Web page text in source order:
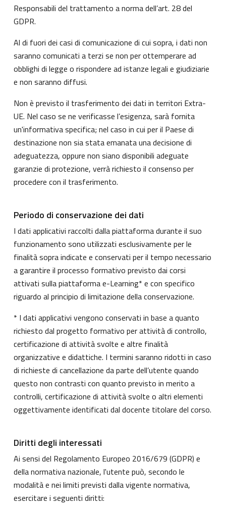
Responsabili del trattamento a norma dell’art. 28 del
GDPR.
Al di fuori dei casi di comunicazione di cui sopra, i dati non
saranno comunicati a terzi se non per ottemperare ad
obblighi di legge o rispondere ad istanze legali e giudiziarie
e non saranno diffusi.
Non è previsto il trasferimento dei dati in territori Extra-
UE. Nel caso se ne verificasse l’esigenza, sarà fornita
un'informativa specifica; nel caso in cui per il Paese di
destinazione non sia stata emanata una decisione di
adeguatezza, oppure non siano disponibili adeguate
garanzie di protezione, verrà richiesto il consenso per
procedere con il trasferimento.
Periodo di conservazione dei dati
I dati applicativi raccolti dalla piattaforma durante il suo
funzionamento sono utilizzati esclusivamente per le
finalità sopra indicate e conservati per il tempo necessario
a garantire il processo formativo previsto dai corsi
attivati sulla piattaforma e-Learning* e con specifico
riguardo al principio di limitazione della conservazione.
* I dati applicativi vengono conservati in base a quanto
richiesto dal progetto formativo per attività di controllo,
certificazione di attività svolte e altre finalità
organizzative e didattiche. I termini saranno ridotti in caso
di richieste di cancellazione da parte dell’utente quando
questo non contrasti con quanto previsto in merito a
controlli, certificazione di attività svolte o altri elementi
oggettivamente identificati dal docente titolare del corso.
Diritti degli interessati
Ai sensi del Regolamento Europeo 2016/679 (GDPR) e
della normativa nazionale, l'utente può, secondo le
modalità e nei limiti previsti dalla vigente normativa,
esercitare i seguenti diritti: